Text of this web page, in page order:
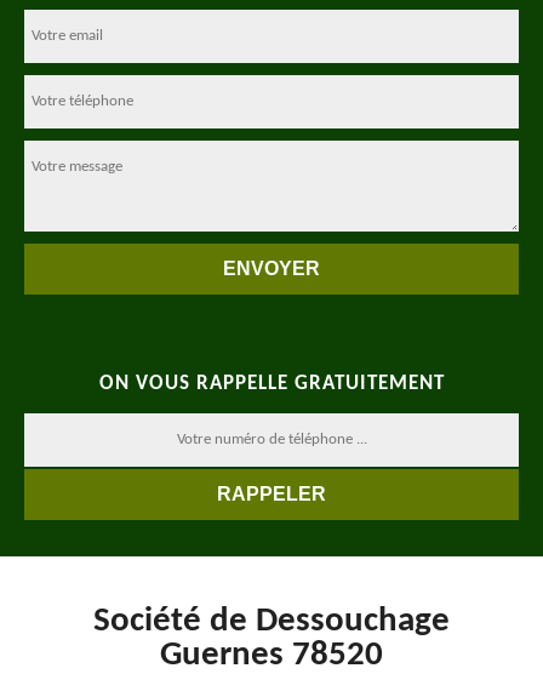
ON VOUS RAPPELLE GRATUITEMENT
Société de Dessouchage
Guernes 78520